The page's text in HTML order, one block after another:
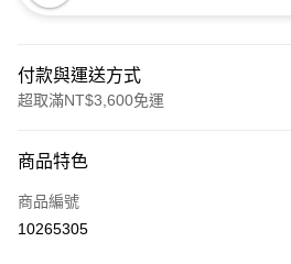
付款與運送方式
超取滿NT$3,600免運
信用卡一次付款
信用卡分期付款
商品特色
商品編號
10265305